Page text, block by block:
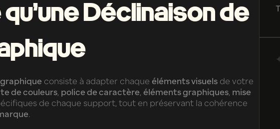
qu’une Déclinaison de
consiste à adapter chaque éléments visuels de votre
de couleurs, police de caractère, éléments graphiques, mise
de chaque support, tout en préservant la cohérence
.